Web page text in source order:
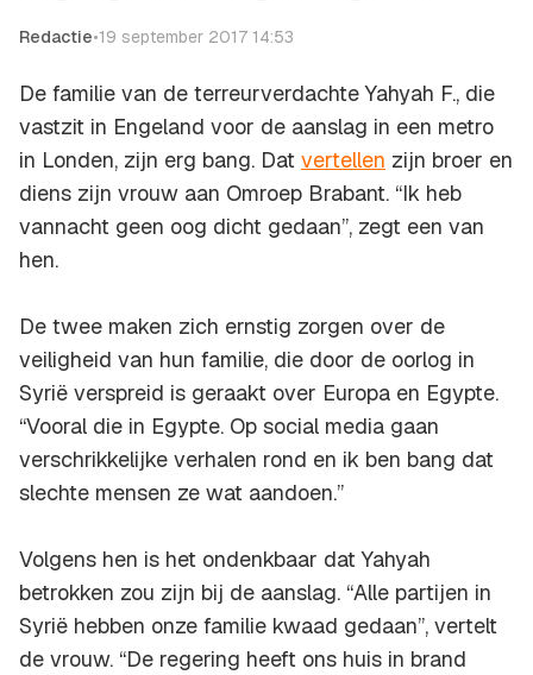
Redactie•19 september 2017 14:53
De familie van de terreurverdachte Yahyah F., die
vastzit in Engeland voor de aanslag in een metro
in Londen, zijn erg bang. Dat vertellen zijn broer en
diens zijn vrouw aan Omroep Brabant. “Ik heb
vannacht geen oog dicht gedaan”, zegt een van
hen.
De twee maken zich ernstig zorgen over de
veiligheid van hun familie, die door de oorlog in
Syrië verspreid is geraakt over Europa en Egypte.
“Vooral die in Egypte. Op social media gaan
verschrikkelijke verhalen rond en ik ben bang dat
slechte mensen ze wat aandoen.”
Volgens hen is het ondenkbaar dat Yahyah
betrokken zou zijn bij de aanslag. “Alle partijen in
Syrië hebben onze familie kwaad gedaan”, vertelt
de vrouw. “De regering heeft ons huis in brand